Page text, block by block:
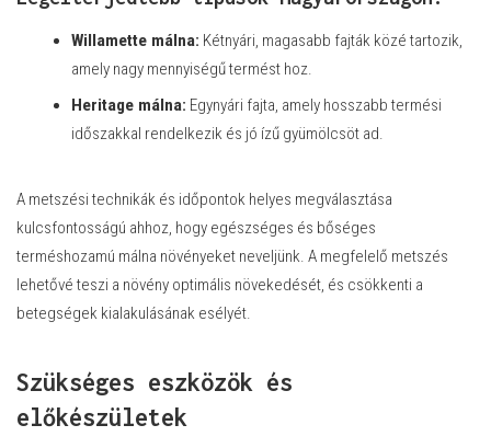
Willamette málna: Kétnyári, magasabb fajták közé tartozik,
amely nagy mennyiségű termést hoz.
Heritage málna: Egynyári fajta, amely hosszabb termési
időszakkal rendelkezik és jó ízű gyümölcsöt ad.
A metszési technikák és időpontok helyes megválasztása
kulcsfontosságú ahhoz, hogy egészséges és bőséges
terméshozamú málna növényeket neveljünk. A megfelelő metszés
lehetővé teszi a növény optimális növekedését, és csökkenti a
betegségek kialakulásának esélyét.
Szükséges eszközök és
előkészületek